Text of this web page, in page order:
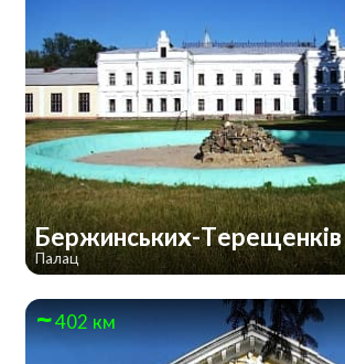
Бержинських-Терещенків
Палац
402 км